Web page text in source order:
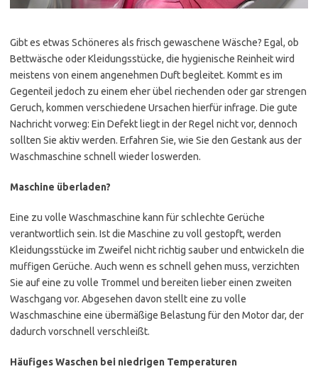
Gibt es etwas Schöneres als frisch gewaschene Wäsche? Egal, ob
Bettwäsche oder Kleidungsstücke, die hygienische Reinheit wird
meistens von einem angenehmen Duft begleitet. Kommt es im
Gegenteil jedoch zu einem eher übel riechenden oder gar strengen
Geruch, kommen verschiedene Ursachen hierfür infrage. Die gute
Nachricht vorweg: Ein Defekt liegt in der Regel nicht vor, dennoch
sollten Sie aktiv werden. Erfahren Sie, wie Sie den Gestank aus der
Waschmaschine schnell wieder loswerden.
Maschine überladen?
Eine zu volle Waschmaschine kann für schlechte Gerüche
verantwortlich sein. Ist die Maschine zu voll gestopft, werden
Kleidungsstücke im Zweifel nicht richtig sauber und entwickeln die
muffigen Gerüche. Auch wenn es schnell gehen muss, verzichten
Sie auf eine zu volle Trommel und bereiten lieber einen zweiten
Waschgang vor. Abgesehen davon stellt eine zu volle
Waschmaschine eine übermäßige Belastung für den Motor dar, der
dadurch vorschnell verschleißt.
Häufiges Waschen bei niedrigen Temperaturen